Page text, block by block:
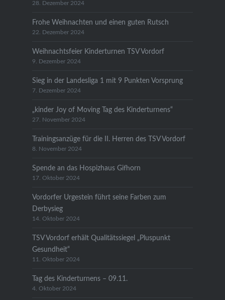
28. Dezember 2024
Frohe Weihnachten und einen guten Rutsch
22. Dezember 2024
Weihnachtsfeier Kinderturnen TSV Vordorf
9. Dezember 2024
Sieg in der Landesliga 1 mit 9 Punkten Vorsprung
7. Dezember 2024
„kinder Joy of Moving Tag des Kinderturnens“
27. November 2024
Trainingsanzüge für die II. Herren des TSV Vordorf
8. November 2024
Spende an das Hospizhaus Gifhorn
17. Oktober 2024
Vordorfer Urgestein führt seine Farben zum
Derbysieg
14. Oktober 2024
TSV Vordorf erhält Qualitätssiegel „Pluspunkt
Gesundheit“
11. Oktober 2024
Tag des Kinderturnens – 09.11.
4. Oktober 2024